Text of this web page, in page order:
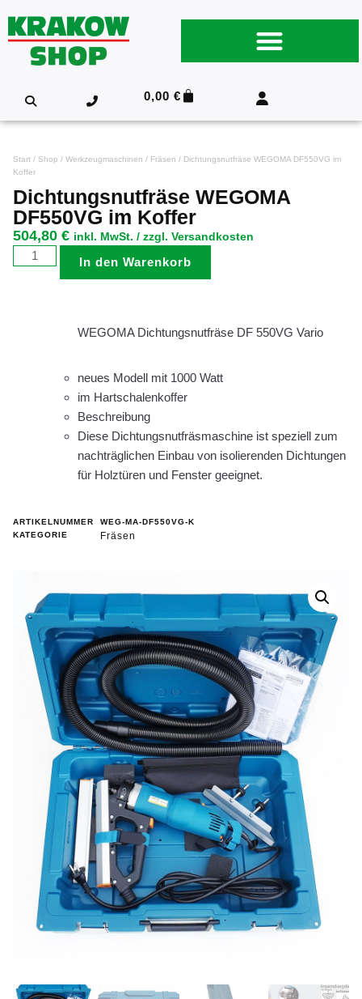
0,00€
Start / Shop / Werkzeugmaschinen / Fräsen / Dichtungsnutfräse WEGOMA DF550VG im
Koffer
Dichtungsnutfräse WEGOMA
DF550VG im Koffer
504,80 € inkl. MwSt. / zzgl. Versandkosten
In den Warenkorb
WEGOMA Dichtungsnutfräse DF 550VG Vario
neues Modell mit 1000 Watt
im Hartschalenkoffer
Beschreibung
Diese Dichtungsnutfräsmaschine ist speziell zum
nachträglichen Einbau von isolierenden Dichtungen
für Holztüren und Fenster geeignet.
ARTIKELNUMMER
WEG-MA-DF550VG-K
KATEGORIE
Fräsen